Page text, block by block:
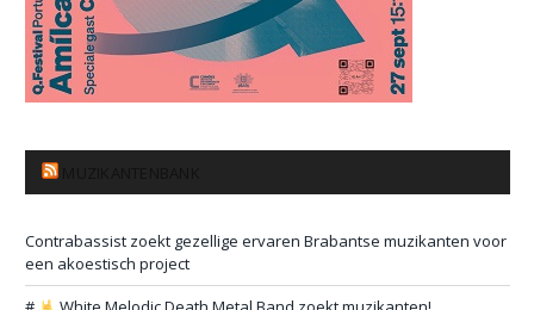
Contrabassist zoekt gezellige ervaren Brabantse muzikanten voor
een akoestisch project